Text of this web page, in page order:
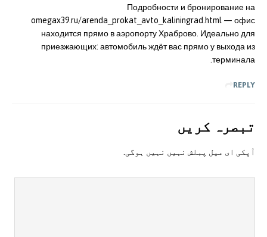
Подробности и бронирование на
omegax39.ru/arenda_prokat_avto_kaliningrad.html — офис
находится прямо в аэропорту Храброво. Идеально для
приезжающих: автомобиль ждёт вас прямо у выхода из
терминала.
REPLY
تبصرہ کريں
آپکی ای ميل پبلش نہيں نہيں ہوگی.